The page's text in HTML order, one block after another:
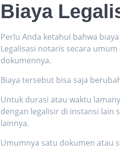
Biaya
Perlu Anda ketahui bahwa
Legalisasi notaris secara
dokumennya.
Biaya tersebut bisa saja
Untuk durasi atau waktu
dengan legalisir di instansi lain
lainnya.
Umumnya satu dokumen atau